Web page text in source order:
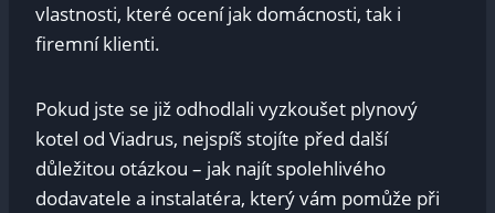
vlastnosti, které ocení jak domácnosti, tak i
firemní klienti.
Pokud jste se již odhodlali vyzkoušet plynový
kotel od Viadrus, nejspíš stojíte před další
důležitou otázkou – jak najít spolehlivého
dodavatele a instalatéra, který vám pomůže při